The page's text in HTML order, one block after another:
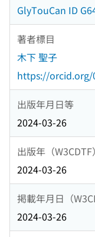
GlyTouCan ID
著者標目
木下 聖子
https://orcid.org/
出版年月日等
2024-03-26
出版年（W3CDTF）
2024-03-26
掲載年月日（
2024-03-26